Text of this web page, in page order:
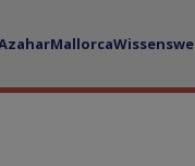
Mallorca